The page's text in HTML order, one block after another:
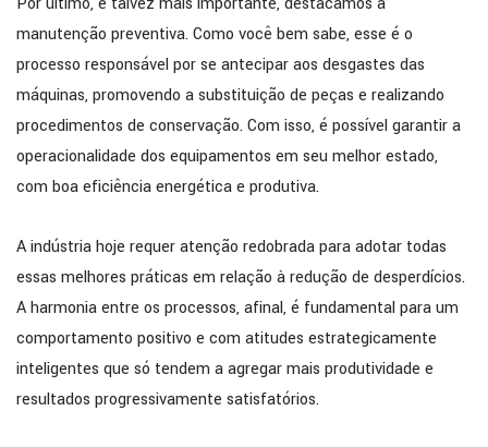
manutenção preventiva. Como você bem sabe, esse é o
processo responsável por se antecipar aos desgastes das
máquinas, promovendo a substituição de peças e realizando
procedimentos de conservação. Com isso, é possível garantir a
operacionalidade dos equipamentos em seu melhor estado,
com boa eficiência energética e produtiva.
A indústria hoje requer atenção redobrada para adotar todas
essas melhores práticas em relação à redução de desperdícios.
A harmonia entre os processos, afinal, é fundamental para um
comportamento positivo e com atitudes estrategicamente
inteligentes que só tendem a agregar mais produtividade e
resultados progressivamente satisfatórios.